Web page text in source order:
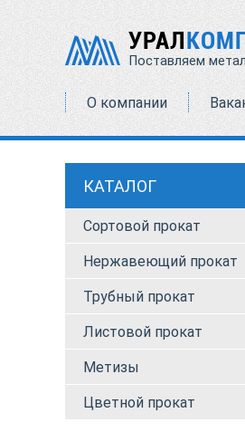
УРАЛ
Поставляем
О компании
КАТАЛОГ
Сортовой прокат
Нержавеющий прокат
Трубный прокат
Листовой прокат
Метизы
Цветной прокат